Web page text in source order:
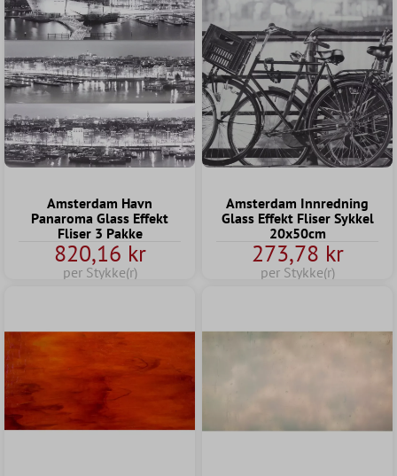
Amsterdam Havn
Panaroma Glass Effekt
Fliser 3 Pakke
820,16 kr
per Stykke(r)
Amsterdam Innredning
Glass Effekt Fliser Sykkel
20x50cm
273,78 kr
per Stykke(r)